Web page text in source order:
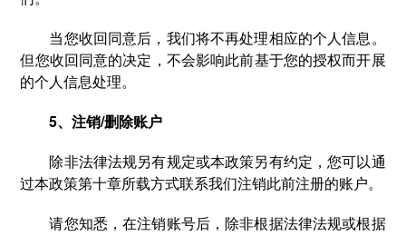
当您收回同意后，我们将不再处理相应的个人信息。
但您收回同意的决定，不会影响此前基于您的授权而开展
的个人信息处理。
5、注销/删除账户
除非法律法规另有规定或本政策另有约定，您可以通
过本政策第十章所载方式联系我们注销此前注册的账户。
请您知悉，在注销账号后，除非根据法律法规或根据